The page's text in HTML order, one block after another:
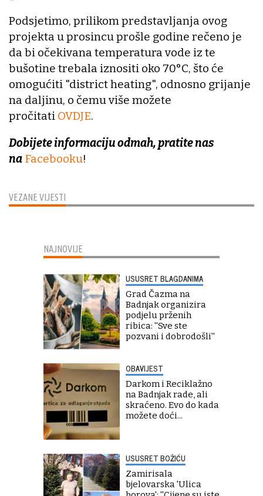
VEZANE VIJESTI
Podsjetimo, prilikom predstavljanja ovog
projekta u prosincu prošle godine rečeno je
da bi očekivana temperatura vode iz te
bušotine trebala iznositi oko 70°C, što će
omogućiti "district heating", odnosno grijanje
na daljinu, o čemu više možete
pročitati OVDJE.
Dobijete informaciju odmah, pratite nas
na Facebooku!
NAJNOVIJE
USUSRET BLAGDANIMA
Grad Čazma na
Badnjak organizira
podjelu prženih
ribica: ''Sve ste
pozvani i dobrodošli''
OBAVIJEST
Darkom i Reciklažno
na Badnjak rade, ali
skraćeno. Evo do kada
možete doći...
USUSRET BOŽIĆU
Zamirisala
bjelovarska 'Ulica